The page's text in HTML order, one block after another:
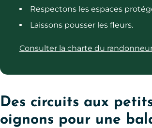
Respectons les espaces
Laissons pousser les fleurs.
Consulter la charte du
Des circuits aux
oignons pour une